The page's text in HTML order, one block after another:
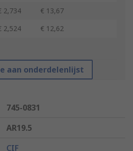
2,734
€ 13,67
2,524 € 12,62
aan onderdelenlijst
745-0831
AR19.5
CIF